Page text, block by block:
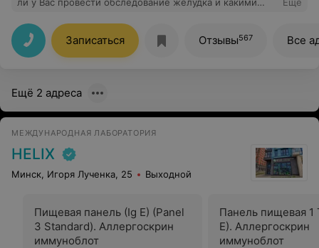
Записаться Отзывы567 Все
Ещё 2 адреса
МЕЖДУНАРОДНАЯ ЛАБОРАТОРИЯ
HELIX
Минск, Игоря Лученка, 25 Выходной
Пищевая панель (Ig E) (Panel
3 Standard). Аллергоскрин
иммуноблот
Панель пищевая 1
E). Аллергоскрин
иммуноблот